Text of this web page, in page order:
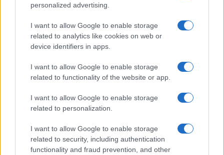
personalized advertising.
I want to allow Google to enable storage
related to analytics like cookies on web or
device identifiers in apps.
I want to allow Google to enable storage
related to functionality of the website or app.
I want to allow Google to enable storage
related to personalization.
I want to allow Google to enable storage
related to security, including authentication
functionality and fraud prevention, and other
Papa Leone a Santa Maria degli Angeli: migliaia di
Edoardo Castellucci · 7 Ago 2026